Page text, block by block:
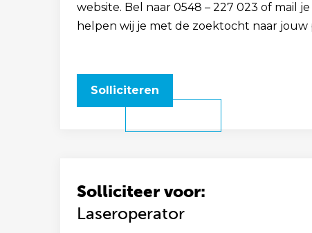
website. Bel naar 0548 – 227 023 of mail
helpen wij je met de zoektocht naar jouw
Solliciteren
Solliciteer voor:
Laseroperator